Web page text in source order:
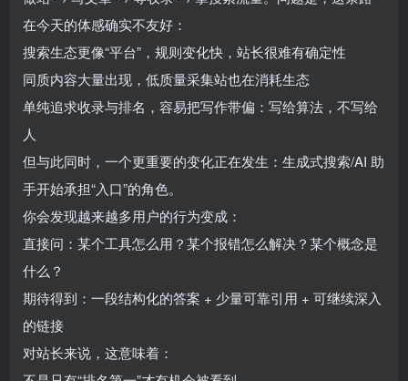
在今天的体感确实不友好：
搜索生态更像“平台”，规则变化快，站长很难有确定性
同质内容大量出现，低质量采集站也在消耗生态
单纯追求收录与排名，容易把写作带偏：写给算法，不写给
人
但与此同时，一个更重要的变化正在发生：生成式搜索/AI 助
手开始承担“入口”的角色。
你会发现越来越多用户的行为变成：
直接问：某个工具怎么用？某个报错怎么解决？某个概念是
什么？
期待得到：一段结构化的答案 + 少量可靠引用 + 可继续深入
的链接
对站长来说，这意味着：